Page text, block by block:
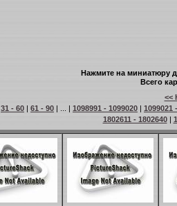
Нажмите на миниатюру
Всего
<<
31 - 60 | 61 - 90 | ... | 1098991 - 1099020 | 1099021
1802611 - 1802640|